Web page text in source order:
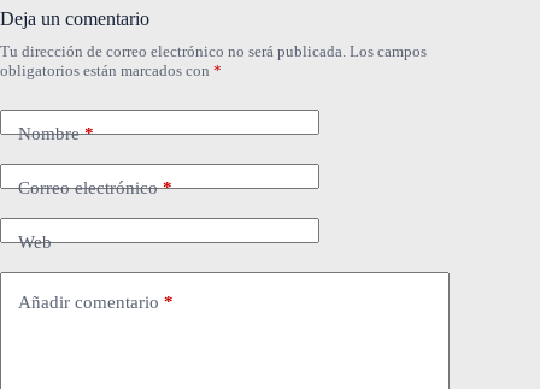
Deja un comentario
Tu dirección de correo electrónico no será publicada. Los campos
obligatorios están marcados con *
Nombre*
Correo electrónico*
Web
Añadir comentario *